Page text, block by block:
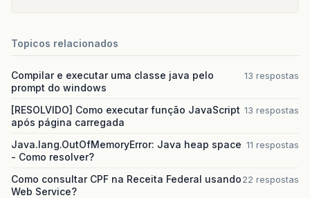
Topicos relacionados
Compilar e executar uma classe java pelo
prompt do windows
13 respostas
[RESOLVIDO] Como executar função JavaScript
após página carregada
13 respostas
Java.lang.OutOfMemoryError: Java heap space
- Como resolver?
11 respostas
Como consultar CPF na Receita Federal usando
Web Service?
22 respostas